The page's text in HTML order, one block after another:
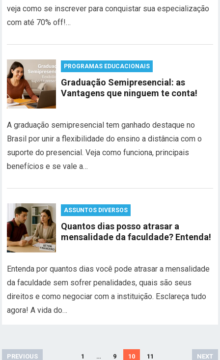
veja como se inscrever para conquistar sua especialização
com até 70% off!…
PROGRAMAS EDUCACIONAIS
Graduação Semipresencial: as
Vantagens que ninguem te conta!
A graduação semipresencial tem ganhado destaque no
Brasil por unir a flexibilidade do ensino a distância com o
suporte do presencial. Veja como funciona, principais
benefícios e se vale a…
ASSUNTOS DIVERSOS
Quantos dias posso atrasar a
mensalidade da faculdade? Entenda!
Entenda por quantos dias você pode atrasar a mensalidade
da faculdade sem sofrer penalidades, quais são seus
direitos e como negociar com a instituição. Esclareça tudo
agora! A vida do…
Paginação
PREVIOUS 1 … 9 10 11 NEXT